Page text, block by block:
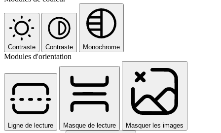
Contraste Contraste Monochrome
Modules d'orientation
Ligne de lecture Masque de lecture Masquer les images